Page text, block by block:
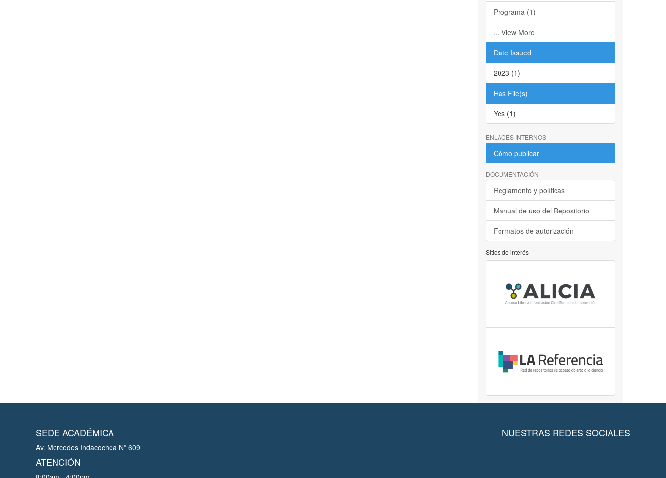
Programa (1)
... View More
Date Issued
2023 (1)
Has File(s)
Yes (1)
ENLACES INTERNOS
Cómo publicar
DOCUMENTACIÓN
Reglamento y políticas
Manual de uso del Repositorio
Formatos de autorización
Sitios de interés
SEDE ACADÉMICA
Av. Mercedes Indacochea Nº 609
ATENCIÓN
NUESTRAS REDES SOCIALES